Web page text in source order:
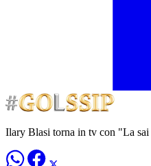
Ilary Blasi torna in tv con "La